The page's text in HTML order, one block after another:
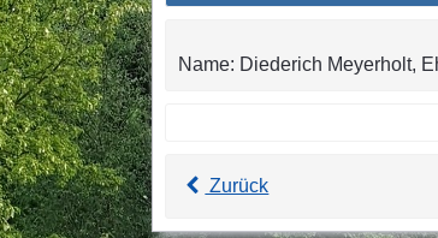
Name: Diederich Meyerholt,
Zurück